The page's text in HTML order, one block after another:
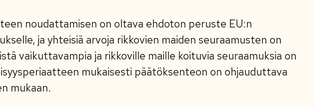
noudattamisen on oltava ehdoton peruste EU:n
ja yhteisiä arvoja rikkovien maiden seuraamusten on
vaikuttavampia ja rikkoville maille koituvia seuraamuksia on
mukaisesti päätöksenteon on ohjauduttava
mukaan.